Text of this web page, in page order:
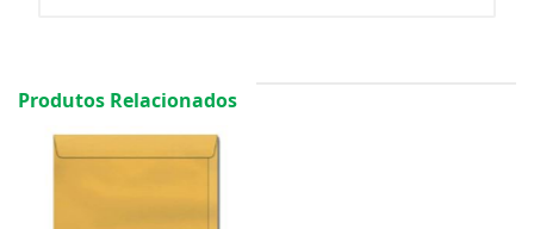
Produtos Relacionados